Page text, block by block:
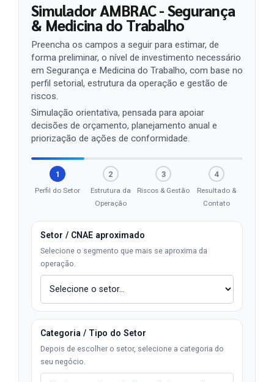
Simulador AMBRAC - Segurança
& Medicina do Trabalho
Preencha os campos a seguir para estimar, de
forma preliminar, o nível de investimento necessário
em Segurança e Medicina do Trabalho, com base no
perfil setorial, estrutura da operação e gestão de
riscos.
Simulação orientativa, pensada para apoiar
decisões de orçamento, planejamento anual e
priorização de ações de conformidade.
1
Perfil do Setor
2
Estrutura da
Operação
3
Riscos & Gestão
4
Resultado &
Contato
Setor / CNAE aproximado
Selecione o segmento que mais se aproxima da
operação.
Categoria / Tipo do Setor
Depois de escolher o setor, selecione a categoria do
seu negócio.